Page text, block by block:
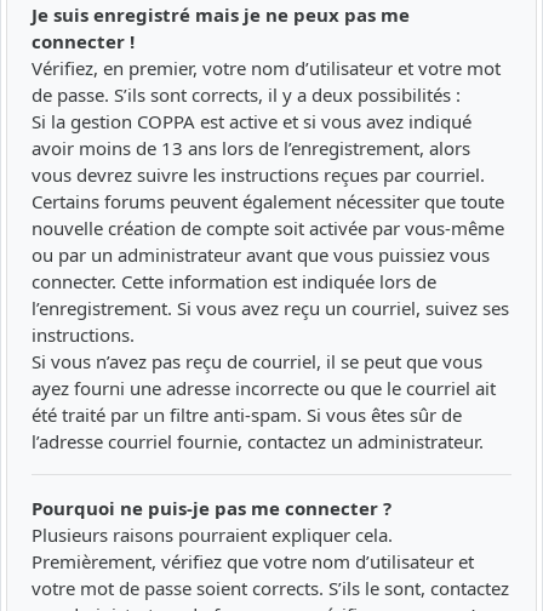
Je suis enregistré mais je ne peux pas me
connecter !
Vérifiez, en premier, votre nom d’utilisateur et votre mot
de passe. S’ils sont corrects, il y a deux possibilités :
Si la gestion COPPA est active et si vous avez indiqué
avoir moins de 13 ans lors de l’enregistrement, alors
vous devrez suivre les instructions reçues par courriel.
Certains forums peuvent également nécessiter que toute
nouvelle création de compte soit activée par vous-même
ou par un administrateur avant que vous puissiez vous
connecter. Cette information est indiquée lors de
l’enregistrement. Si vous avez reçu un courriel, suivez ses
instructions.
Si vous n’avez pas reçu de courriel, il se peut que vous
ayez fourni une adresse incorrecte ou que le courriel ait
été traité par un filtre anti-spam. Si vous êtes sûr de
l’adresse courriel fournie, contactez un administrateur.
Pourquoi ne puis-je pas me connecter ?
Plusieurs raisons pourraient expliquer cela.
Premièrement, vérifiez que votre nom d’utilisateur et
votre mot de passe soient corrects. S’ils le sont, contactez